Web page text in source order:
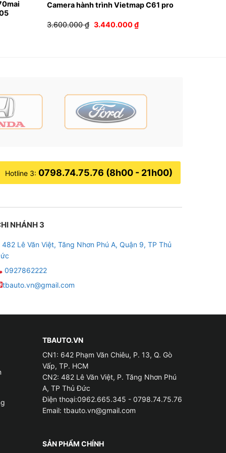
IPS cho độ nét cao. Trạng thái đèn bật
bên trái thiết bị, giúp người lái thuận tiện
hỗ trợ đầu vào cảm biến kép kết hợp với
giúp hình ảnh sắc nét và chi tiết hơn.
Camera hành trình Vietmap C61 pro
3.600.000₫ Giá
3.440.000₫Giá
hiện
Hotline 3: 0798.74.75.76 (8h00 - 21h00)
NHÁNH 3
482 Lê Văn Việt, Tăng Nhơn Phú A, Quận 9, TP Thủ
0927862222
tbauto.vn@gmail.com
TBAUTO.VN
CN1: 642 Phạm Văn Chiêu, P. 13, Q. Gò
Vấp, TP. HCM
CN2: 482 Lê Văn Việt, P. Tăng Nhơn Phú
A, TP Thủ Đức
Điện thoại:0962.665.345 - 0798.74.75.76
Email: tbauto.vn@gmail.com
SẢN PHẨM CHÍNH